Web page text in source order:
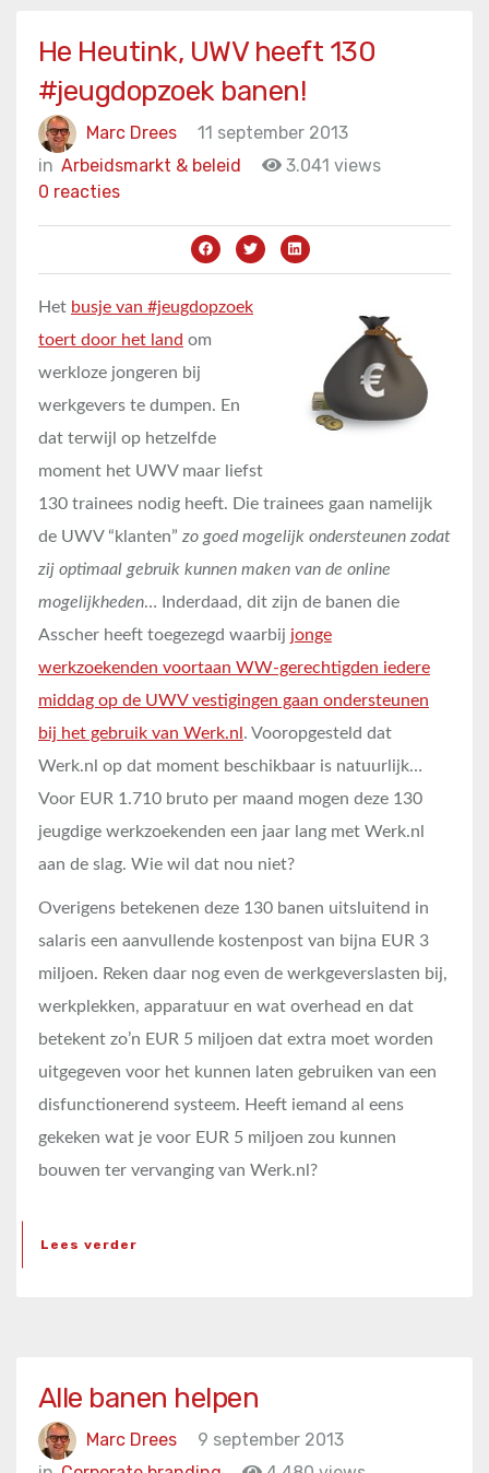
He Heutink, UWV heeft 130
#jeugdopzoek banen!
Marc Drees
11 september 2013
in Arbeidsmarkt & beleid
3.041 views
0 reacties
Het busje van #jeugdopzoek
toert door het land om
werkloze jongeren bij
werkgevers te dumpen. En
dat terwijl op hetzelfde
moment het UWV maar liefst
130 trainees nodig heeft. Die trainees gaan namelijk
de UWV “klanten” zo goed mogelijk ondersteunen zodat
zij optimaal gebruik kunnen maken van de online
mogelijkheden… Inderdaad, dit zijn de banen die
Asscher heeft toegezegd waarbij jonge
werkzoekenden voortaan WW-gerechtigden iedere
middag op de UWV vestigingen gaan ondersteunen
bij het gebruik van Werk.nl . Vooropgesteld dat
Werk.nl op dat moment beschikbaar is natuurlijk…
Voor EUR 1.710 bruto per maand mogen deze 130
jeugdige werkzoekenden een jaar lang met Werk.nl
aan de slag. Wie wil dat nou niet?
Overigens betekenen deze 130 banen uitsluitend in
salaris een aanvullende kostenpost van bijna EUR 3
miljoen. Reken daar nog even de werkgeverslasten bij,
werkplekken, apparatuur en wat overhead en dat
betekent zo’n EUR 5 miljoen dat extra moet worden
uitgegeven voor het kunnen laten gebruiken van een
disfunctionerend systeem. Heeft iemand al eens
gekeken wat je voor EUR 5 miljoen zou kunnen
bouwen ter vervanging van Werk.nl?
Lees verder
Alle banen helpen
Marc Drees
9 september 2013